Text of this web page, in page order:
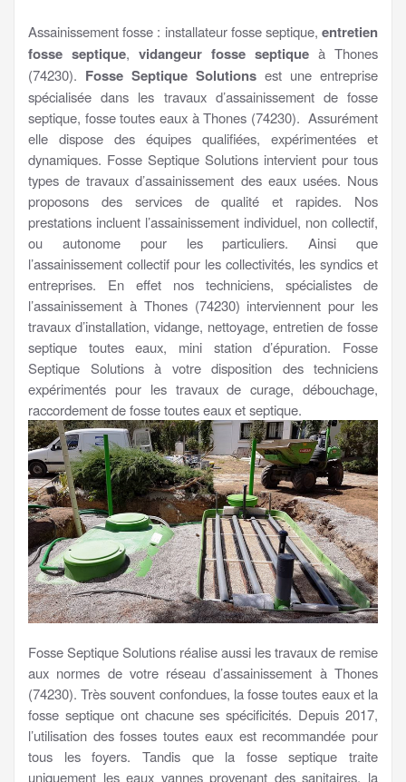
Assainissement fosse : installateur fosse septique, entretien
fosse septique, vidangeur fosse septique à Thones
(74230). Fosse Septique Solutions est une entreprise
spécialisée dans les travaux d’assainissement de fosse
septique, fosse toutes eaux à Thones (74230). Assurément
elle dispose des équipes qualifiées, expérimentées et
dynamiques. Fosse Septique Solutions intervient pour tous
types de travaux d’assainissement des eaux usées. Nous
proposons des services de qualité et rapides. Nos
prestations incluent l’assainissement individuel, non collectif,
ou autonome pour les particuliers. Ainsi que
l’assainissement collectif pour les collectivités, les syndics et
entreprises. En effet nos techniciens, spécialistes de
l’assainissement à Thones (74230) interviennent pour les
travaux d’installation, vidange, nettoyage, entretien de fosse
septique toutes eaux, mini station d’épuration. Fosse
Septique Solutions à votre disposition des techniciens
expérimentés pour les travaux de curage, débouchage,
raccordement de fosse toutes eaux et septique.
Fosse Septique Solutions réalise aussi les travaux de remise
aux normes de votre réseau d’assainissement à Thones
(74230). Très souvent confondues, la fosse toutes eaux et la
fosse septique ont chacune ses spécificités. Depuis 2017,
l’utilisation des fosses toutes eaux est recommandée pour
tous les foyers. Tandis que la fosse septique traite
uniquement les eaux vannes provenant des sanitaires, la